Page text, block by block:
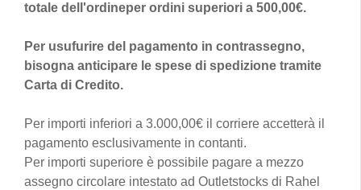
totale dell'ordineper ordini superiori a 500,00€.
Per usufurire del pagamento in contrassegno,
bisogna anticipare le spese di spedizione tramite
Carta di Credito.
Per importi inferiori a 3.000,00€ il corriere accetterà il
pagamento esclusivamente in contanti.
Per importi superiore è possibile pagare a mezzo
assegno circolare intestato ad Outletstocks di Rahel